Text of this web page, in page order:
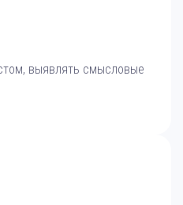
выявлять смысловые